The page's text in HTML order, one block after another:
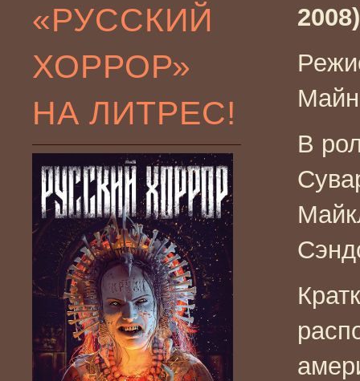
«РУССКИЙ
ХОРРОР»
НА ЛИТРЕС!
2008)
В